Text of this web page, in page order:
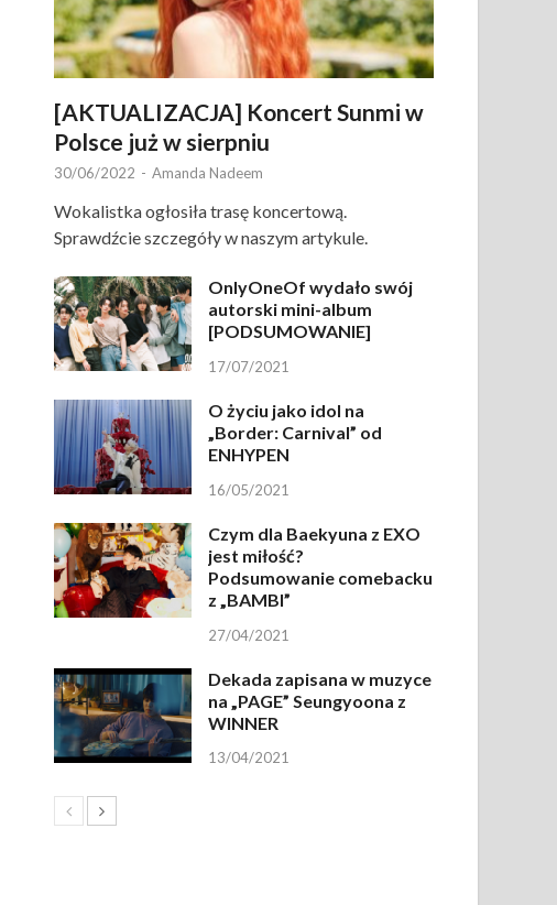
[AKTUALIZACJA] Koncert Sunmi w
Polsce już w sierpniu
30/06/2022 - Amanda Nadeem
Wokalistka ogłosiła trasę koncertową.
Sprawdźcie szczegóły w naszym artykule.
OnlyOneOf wydało swój
autorski mini-album
[PODSUMOWANIE]
17/07/2021
O życiu jako idol na
„Border: Carnival” od
ENHYPEN
16/05/2021
Czym dla Baekyuna z EXO
jest miłość?
Podsumowanie comebacku
z „BAMBI”
27/04/2021
Dekada zapisana w muzyce
na „PAGE” Seungyoona z
WINNER
13/04/2021